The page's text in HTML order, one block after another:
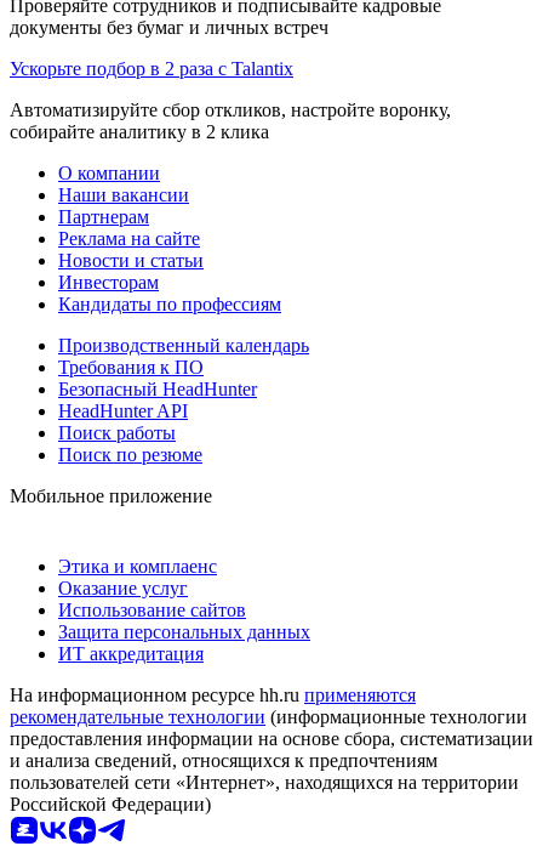
Проверяйте сотрудников и подписывайте кадровые
документы без бумаг и личных встреч
Ускорьте подбор в 2 раза с Talantix
Автоматизируйте сбор откликов, настройте воронку,
собирайте аналитику в 2 клика
О компании
Наши вакансии
Партнерам
Реклама на сайте
Новости и статьи
Инвесторам
Кандидаты по профессиям
Производственный календарь
Требования к ПО
Безопасный HeadHunter
HeadHunter API
Поиск работы
Поиск по резюме
Мобильное приложение
Этика и комплаенс
Оказание услуг
Использование сайтов
Защита персональных данных
ИТ аккредитация
На информационном ресурсе hh.ru применяются
рекомендательные технологии (информационные технологии
предоставления информации на основе сбора, систематизации
и анализа сведений, относящихся к предпочтениям
пользователей сети «Интернет», находящихся на территории
Российской Федерации)